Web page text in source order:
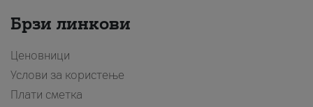
Брзи линкови
Ценовници
Услови за користење
Плати сметка